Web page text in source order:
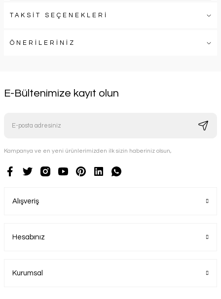
TAKSİT SEÇENEKLERİ
ÖNERİLERİNİZ
E-Bültenimize kayıt olun
Kampanya ve en yeni ürünlerimizden ilk sizin haberiniz olsun,
Alışveriş
Hesabınız
Kurumsal